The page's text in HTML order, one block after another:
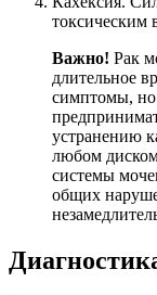
токсическим
Важно! Рак
длительное
симптомы, но
устранению
любом
системы
общих